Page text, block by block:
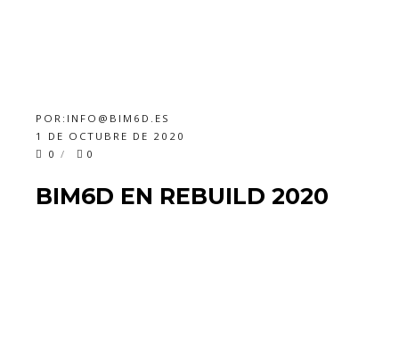
POR: INFO@BIM6D.ES
1 DE OCTUBRE DE 2020
0
0
BIM6D EN REBUILD 2020